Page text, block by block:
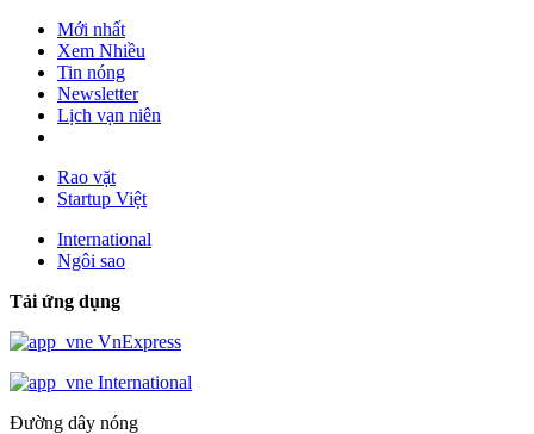
Mới nhất
Xem Nhiều
Tin nóng
Newsletter
Lịch vạn niên
Rao vặt
Startup Việt
International
Ngôi sao
Tải ứng dụng
VnExpress
International
Đường dây nóng